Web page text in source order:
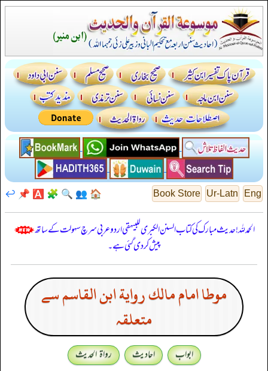
Eng
Ur-Latn
Book Store
🏠
👥
🔍
🧩
🅰️
📌
↩️
الحمدللہ! حدیث مبارک کی کتاب السنن الكبرى للبيهقي اردو عربی سرچ سہولت کے ساتھ
پیش کر دی گئی ہے۔
موطا امام مالك رواية ابن القاسم سے
متعلقہ
ابواب احادیث
رواۃ الحدیث